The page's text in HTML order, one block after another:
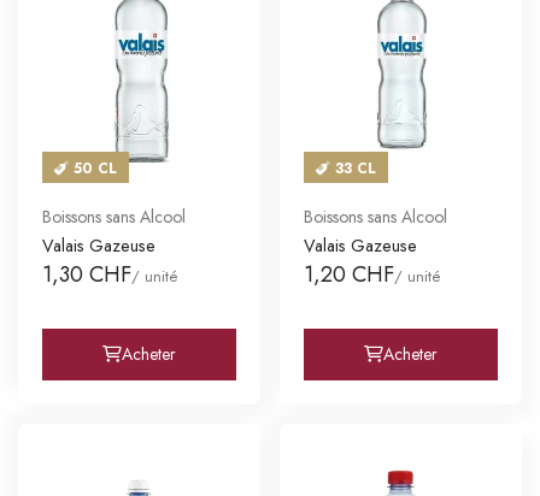
50 CL
Boissons sans Alcool
Valais Gazeuse
1,30 CHF/ unité
Acheter
33 CL
Boissons sans Alcool
Valais Gazeuse
1,20 CHF/ unité
Acheter